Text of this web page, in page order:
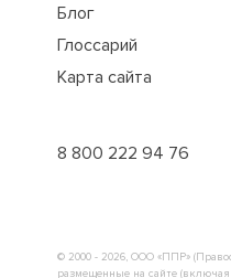
Блог
Глоссарий
Карта сайта
8 800 222 94 76
© 2000 - 2026, ООО «ППР»
размещенные на сайте (включая